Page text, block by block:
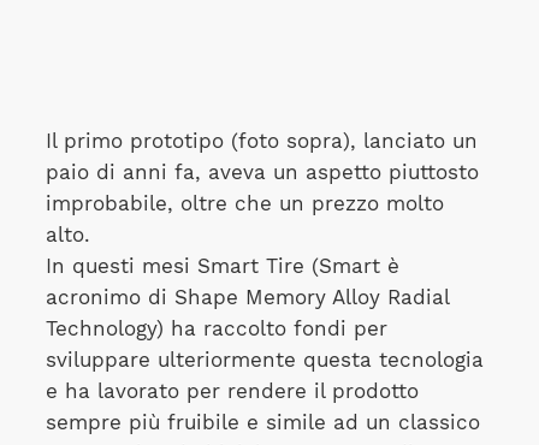
Il primo prototipo (foto sopra), lanciato un
paio di anni fa, aveva un aspetto piuttosto
improbabile, oltre che un prezzo molto
alto.
In questi mesi Smart Tire (Smart è
acronimo di Shape Memory Alloy Radial
Technology) ha raccolto fondi per
sviluppare ulteriormente questa tecnologia
e ha lavorato per rendere il prodotto
sempre più fruibile e simile ad un classico